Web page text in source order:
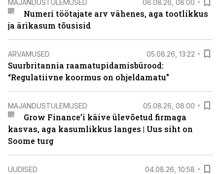
MAJANDUSTULEMUSED 06.08.26, 08:00
Numeri töötajate arv vähenes, aga tootlikkus
ja ärikasum tõusisid
ARVAMUSED 05.08.26, 13:22
Suurbritannia raamatupidamisbürood:
“Regulatiivne koormus on ohjeldamatu”
MAJANDUSTULEMUSED 05.08.26, 08:00
Grow Finance’i käive ülevõetud firmaga
kasvas, aga kasumlikkus langes | Uus siht on
Soome turg
UUDISED 04.08.26, 10:58